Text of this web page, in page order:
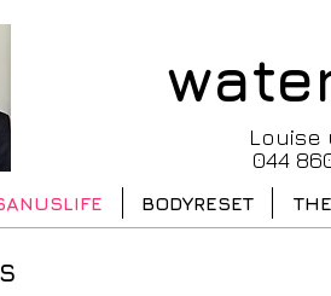
Louise
044
BODYRESET